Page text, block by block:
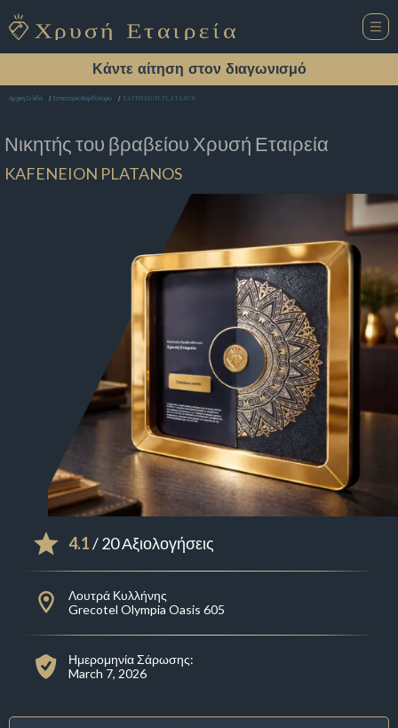
Κάντε αίτηση στον διαγωνισμό
Αρχική Σελίδα Εστιατόριο Βαρθολομιο KAFENEION PLATANOS
Νικητής του βραβείου Χρυσή Εταιρεία
KAFENEION PLATANOS
4.1/ 20 Αξιολογήσεις
Λουτρά Κυλλήνης
Grecotel Olympia Oasis 605
Ημερομηνία Σάρωσης:
March 7, 2026